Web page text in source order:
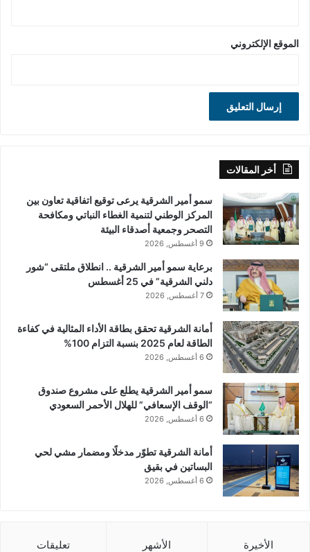
الموقع الإلكتروني
أخر المقالات
سمو أمير الشرقية يرعى توقيع اتفاقية تعاون بين
المركز الوطني لتنمية الغطاء النباتي ومكافحة
التصحر وجمعية أصدقاء البيئة
9 أغسطس, 2026
برعاية سمو أمير الشرقية .. انطلاق ملتقى “شور
دلني الشرقية” في 25 أغسطس
7 أغسطس, 2026
أمانة الشرقية تحقق بطاقة الأداء المثالية في كفاءة
الطاقة لعام 2025 بنسبة التزام 100%
6 أغسطس, 2026
سمو أمير الشرقية يطلع على مشروع صندوق
“الوقف الإسعافي” للهلال الأحمر السعودي
6 أغسطس, 2026
أمانة الشرقية تطوّر مدخلًا ومضمار مشي لحي
البساتين في بقيق
6 أغسطس, 2026
الأخيرة الأشهر تعليقات